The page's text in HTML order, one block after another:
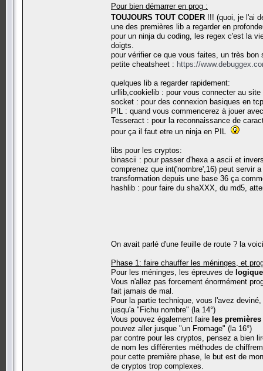
Pour bien démarrer en prog :
TOUJOURS TOUT CODER !!! (quoi, je l'ai
une des premières lib a regarder en
pour un ninja du coding, les regex c'est la
doigts.
pour vérifier ce que vous faites, un très
petite cheatsheet : https://
quelques lib a regarder rapidement:
urllib,cookielib : pour vous connecter au
socket : pour des connexion basiques en
PIL : quand vous commencerez à jouer
Tesseract : pour la reconnaissance de
pour ça il faut etre un ninja en PIL
libs pour les cryptos:
binascii : pour passer d'hexa a ascii et
comprenez que int('nombre',16) peut servir
transformation depuis une base 36 ça
hashlib : pour faire du shaXXX, du md5,
On avait parlé d'une feuille de route ? la
Phase 1: faire chauffer les méninges, et
Pour les méninges, les épreuves de
Vous n'allez pas forcement énormément
fait jamais de mal.
Pour la partie technique, vous l'avez deviné,
jusqu'a "Fichu nombre" (la 14°)
Vous pouvez également faire les
pouvez aller jusque "un Fromage" (la 16°)
par contre pour les cryptos, pensez a bien
de nom les différentes méthodes de
pour cette première phase, le but est de
de cryptos trop complexes.